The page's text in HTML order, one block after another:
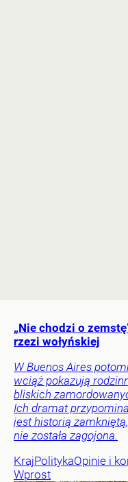
„Nie chodzi o
rzezi wołyńskiej
W Buenos Aires
wciąż pokazują
bliskich
Ich dramat
jest historią
nie została zagojona.
KrajPolitykaOpinie i
Wprost